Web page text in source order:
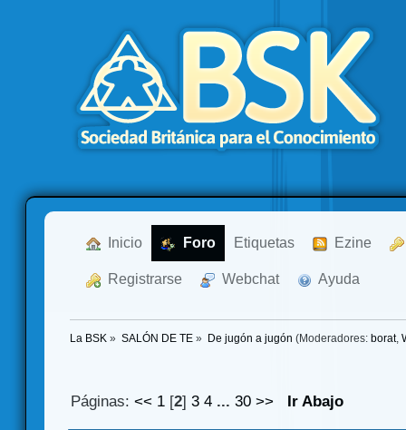
Inicio Foro Etiquetas Ezine
Registrarse Webchat Ayuda
La BSK » SALÓN DE TE » De jugón a jugón (Moderadores: borat,
Páginas:<< 1 [2]3 4 ...30 >> Ir Abajo